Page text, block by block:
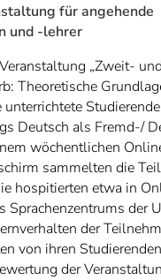
für angehende
und -lehrer
„Zweit- und
Theoretische
unterrichtete
Deutsch als Fremd-/
wöchentlichen
sammelten die
hospitierten etwa in
Sprachenzentrums der
der
von ihren
der